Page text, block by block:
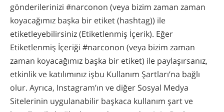
gönderilerinizi #narconon (veya bizim zaman zaman
koyacağımız başka bir etiket (hashtag)) ile
etiketleyebilirsiniz (Etiketlenmiş İçerik). Eğer
Etiketlenmiş İçeriği #narconon (veya bizim zaman
zaman koyacağımız başka bir etiket) ile paylaşırsanız,
etkinlik ve katılımınız işbu Kullanım Şartları’na bağlı
olur. Ayrıca, Instagram’ın ve diğer Sosyal Medya
Sitelerinin uygulanabilir başkaca kullanım şart ve